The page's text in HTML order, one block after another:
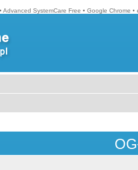
• Advanced SystemCare Free • Google Chrome •